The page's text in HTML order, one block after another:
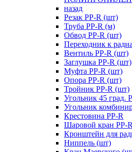
назад
Резак PP-R (шт)
Труба PP-R (м)
Обвод PP-R (шт)
Переходник к
Вентиль PP-R (шт)
Заглушка PP-R (шт)
Муфта PP-R (шт)
Опора PP-R (шт)
Тройник PP-R (шт)
Угольник 45 град.
Угольник
Крестовина PP-R
Шаровой кран PP-
Кронштейн для
Ниппель (шт)